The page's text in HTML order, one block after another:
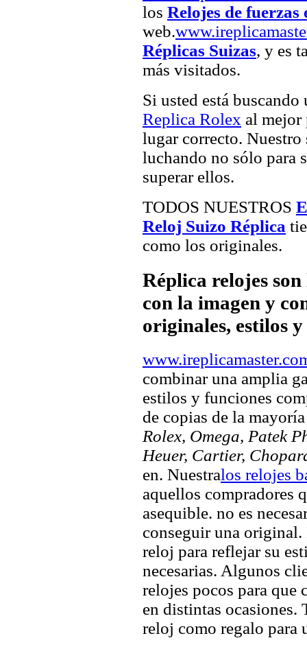
los Relojes de fuerzas
web.
Réplicas Suizas, y es
más visitados.
Si usted está
Replica Rolex al mejor
lugar correcto. Nuestro
luchando no sólo para
superar ellos.
TODOS NUESTROS
Reloj Suizo Réplica
como los originales.
Réplica relojes
con la imagen y
originales, estilos
combinar una amplia
estilos y funciones
de copias de la
Rolex, Omega, Patek
Heuer, Cartier,
en. Nuestralos relojes
aquellos compradores
asequible. no es
conseguir una
reloj para reflejar su
necesarias. Algunos
relojes pocos para que
en distintas ocasiones.
reloj como regalo para